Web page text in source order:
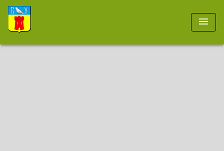
menu